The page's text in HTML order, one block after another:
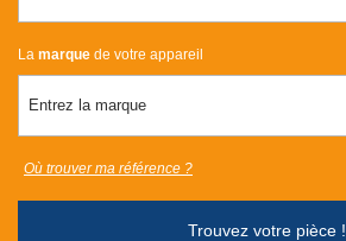
La marque de votre appareil
Entrez la marque
Trouvez votre pièce !
Où trouver ma référence ?